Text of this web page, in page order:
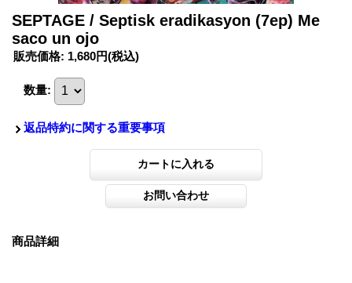
SEPTAGE / Septisk eradikasyon (7ep) Me
saco un ojo
販売価格: 1,680円(税込)
数量:
返品特約に関する重要事項
商品詳細